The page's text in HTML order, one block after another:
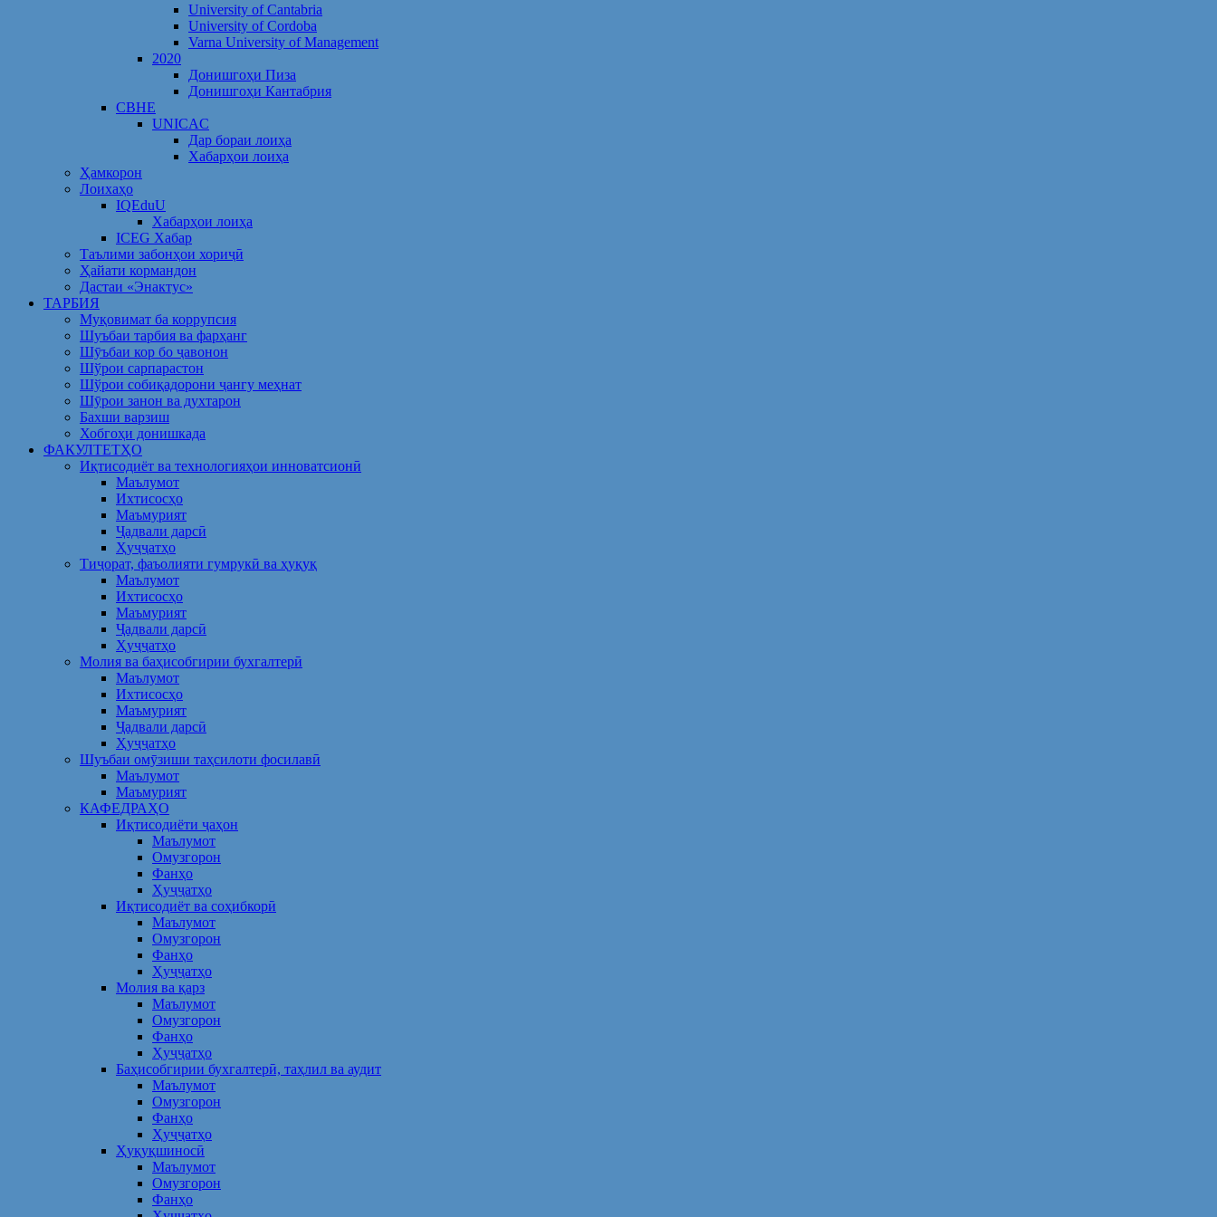
University of Cantabria
University of Cordoba
Varna University of Management
2020
Донишгоҳи Пиза
Донишгоҳи Кантабрия
CBHE
UNICAC
Дар бораи лоиҳа
Хабарҳои лоиҳа
Ҳамкорон
Лоихаҳо
IQEduU
Хабарҳои лоиҳа
ICEG Хабар
Таълими забонҳои хориҷӣ
Ҳайати кормандон
Дастаи «Энактус»
ТАРБИЯ
Муқовимат ба коррупсия
Шуъбаи тарбия ва фарҳанг
Шӯъбаи кор бо ҷавонон
Шўрои сарпарастон
Шўрои собиқадорони ҷангу меҳнат
Шӯрои занон ва духтарон
Бахши варзиш
Хобгоҳи донишкада
ФАКУЛТЕТҲО
Иқтисодиёт ва технологияҳои инноватсионӣ
Маълумот
Ихтисосҳо
Маъмурият
Ҷадвали дарсӣ
Ҳуҷҷатҳо
Тиҷорат, фаъолияти гумрукӣ ва ҳуқуқ
Маълумот
Ихтисосҳо
Маъмурият
Ҷадвали дарсӣ
Ҳуҷҷатҳо
Молия ва баҳисобгирии бухгалтерӣ
Маълумот
Ихтисосҳо
Маъмурият
Ҷадвали дарсӣ
Ҳуҷҷатҳо
Шуъбаи омӯзиши таҳсилоти фосилавӣ
Маълумот
Маъмурият
КАФЕДРАҲО
Иқтисодиёти ҷаҳон
Маълумот
Омузгорон
Фанҳо
Ҳуҷҷатҳо
Иқтисодиёт ва соҳибкорӣ
Маълумот
Омузгорон
Фанҳо
Ҳуҷҷатҳо
Молия ва қарз
Маълумот
Омузгорон
Фанҳо
Ҳуҷҷатҳо
Баҳисобгирии бухгалтерӣ, таҳлил ва аудит
Маълумот
Омузгорон
Фанҳо
Ҳуҷҷатҳо
Ҳуқуқшиносӣ
Маълумот
Омузгорон
Фанҳо